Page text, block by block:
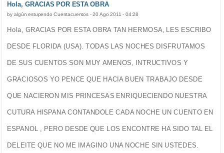
Hola, GRACIAS POR ESTA OBRA
by algún estupendo Cuentacuentos-20 Ago 2011 - 04:28
Hola, GRACIAS POR ESTA OBRA TAN HERMOSA, LES ESCRIBO
DESDE FLORIDA (USA). TODAS LAS NOCHES DISFRUTAMOS
DE SUS CUENTOS SON MUY AMENOS, INTRUCTIVOS Y
GRACIOSOS YO PENCE QUE HACIA BUEN TRABAJO DESDE
QUE NACIERON MIS PRINCESAS ENRIQUECIENDO NUESTRA
CUTURA HISPANA CONTANDOLE CADA NOCHE UN CUENTO EN
ESPANOL , PERO DESDE QUE LOS ENCONTRE HA SIDO TAL EL
DELEITE QUE NO ME IMAGINO UNA NOCHE SIN USTEDES.